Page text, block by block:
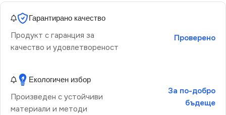
Гарантирано качество
Продукт с гаранция за
качество и удовлетвореност
Проверено
Екологичен избор
Произведен с устойчиви
материали и методи
За по-добро
бъдеще